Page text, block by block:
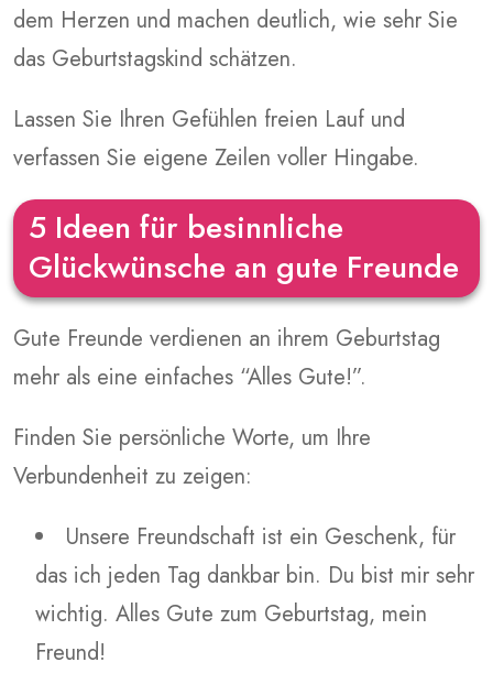
dem Herzen und machen deutlich, wie sehr Sie
das Geburtstagskind schätzen.
Lassen Sie Ihren Gefühlen freien Lauf und
verfassen Sie eigene Zeilen voller Hingabe.
5 Ideen für besinnliche
Glückwünsche an gute Freunde
Gute Freunde verdienen an ihrem Geburtstag
mehr als eine einfaches “Alles Gute!”.
Finden Sie persönliche Worte, um Ihre
Verbundenheit zu zeigen:
Unsere Freundschaft ist ein Geschenk, für
das ich jeden Tag dankbar bin. Du bist mir sehr
wichtig. Alles Gute zum Geburtstag, mein
Freund!